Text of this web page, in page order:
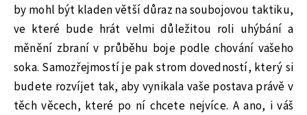
by mohl být kladen větší důraz na soubojovou taktiku,
ve které bude hrát velmi důležitou roli uhýbání a
měnění zbraní v průběhu boje podle chování vašeho
soka. Samozřejmostí je pak strom dovedností, který si
budete rozvíjet tak, aby vynikala vaše postava právě v
těch věcech, které po ní chcete nejvíce. A ano, i váš